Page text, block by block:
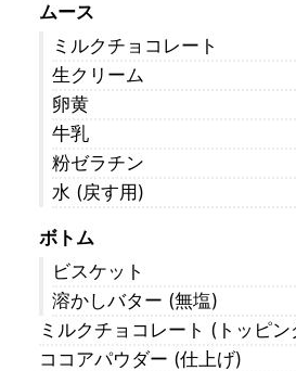
ムース
ミルクチョコレート
生クリーム
卵黄
牛乳
粉ゼラチン
水 (戻す用)
ボトム
ビスケット
溶かしバター (無塩)
ミルクチョコレート (トッピン
ココアパウダー (仕上げ)